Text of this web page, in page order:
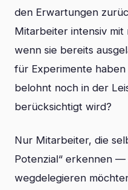
den Erwartungen
Mitarbeiter intensiv mit
wenn sie bereits
für Experimente
belohnt noch in der
berücksichtigt wird?
Nur Mitarbeiter, die
Potenzial“ erkennen
wegdelegieren